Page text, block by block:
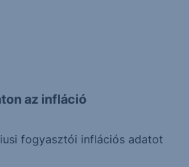
az infláció
fogyasztói inflációs adatot